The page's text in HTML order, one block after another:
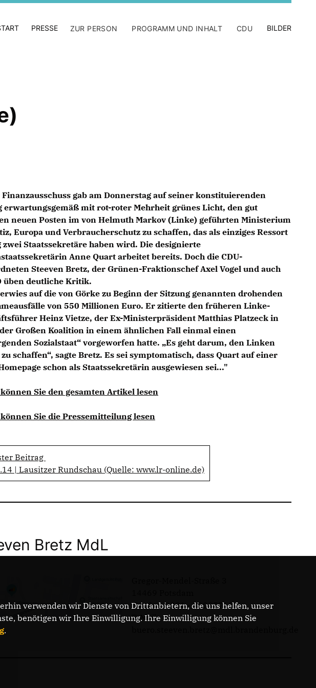
PRESSE ZUR PERSON PROGRAMM UND INHALT CDU BILDER
Finanzausschuss gab am Donnerstag auf seiner konstituierenden
erwartungsgemäß mit rot-roter Mehrheit grünes Licht, den gut
neuen Posten im von Helmuth Markov (Linke) geführten Ministerium
Europa und Verbraucherschutz zu schaffen, das als einziges Ressort
Staatssekretäre haben wird. Die designierte
Anne Quart arbeitet bereits. Doch die CDU-
Steeven Bretz, der Grünen-Fraktionschef Axel Vogel und auch
üben deutliche Kritik.
auf die von Görke zu Beginn der Sitzung genannten drohenden
von 550 Millionen Euro. Er zitierte den früheren Linke-
Heinz Vietze, der Ex-Ministerpräsident Matthias Platzeck in
Großen Koalition in einem ähnlichen Fall einmal einen
Sozialstaat“ vorgeworfen hatte. „Es geht darum, den Linken
schaffen“, sagte Bretz. Es sei symptomatisch, dass Quart auf einer
schon als Staatssekretärin ausgewiesen sei..."
Sie den gesamten Artikel lesen
Sie die Pressemitteilung lesen
Beitrag
| Lausitzer Rundschau (Quelle: www.lr-online.de)
Bretz MdL
Telefon: 0331 - 20085713
E-Mail:
verwenden wir Dienste von Drittanbietern, die uns helfen, unser
benötigen wir Ihre Einwilligung. Ihre Einwilligung können Sie
.